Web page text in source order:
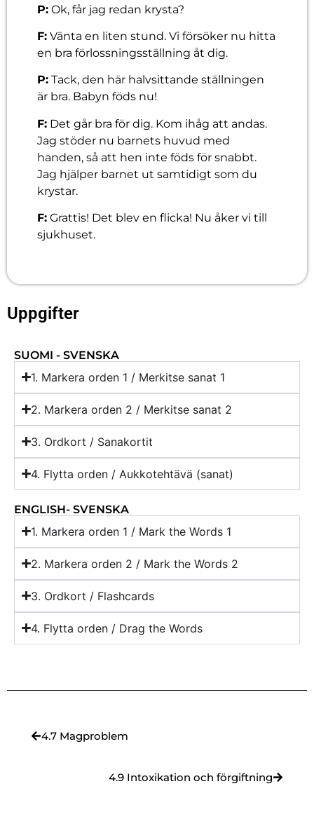
P: Ok, får jag redan krysta?
F: Vänta en liten stund. Vi försöker nu hitta
en bra förlossningsställning åt dig.
P: Tack, den här halvsittande ställningen
är bra. Babyn föds nu!
F: Det går bra för dig. Kom ihåg att andas.
Jag stöder nu barnets huvud med
handen, så att hen inte föds för snabbt.
Jag hjälper barnet ut samtidigt som du
krystar.
F: Grattis! Det blev en flicka! Nu åker vi till
sjukhuset.
Uppgifter
SUOMI - SVENSKA
1. Markera orden 1 / Merkitse sanat 1
2. Markera orden 2 / Merkitse sanat 2
3. Ordkort / Sanakortit
4. Flytta orden / Aukkotehtävä (sanat)
ENGLISH- SVENSKA
1. Markera orden 1 / Mark the Words 1
2. Markera orden 2 / Mark the Words 2
3. Ordkort / Flashcards
4. Flytta orden / Drag the Words
4.7 Magproblem
4.9 Intoxikation och förgiftning